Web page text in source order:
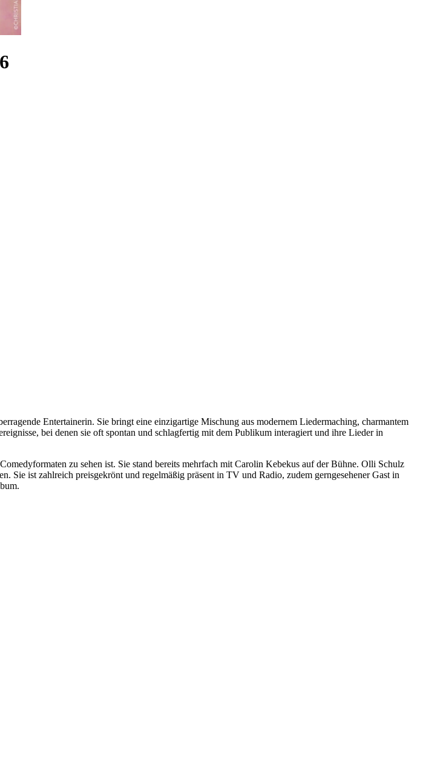
Entertainerin. Sie bringt eine einzigartige Mischung aus modernem Liedermaching, charmantem
bei denen sie oft spontan und schlagfertig mit dem Publikum interagiert und ihre Lieder in
zu sehen ist. Sie stand bereits mehrfach mit Carolin Kebekus auf der Bühne. Olli Schulz
Sie ist zahlreich preisgekrönt und regelmäßig präsent in TV und Radio, zudem gerngesehener Gast in